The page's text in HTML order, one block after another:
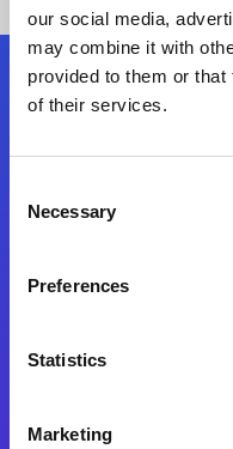
our social media,
may combine it with
provided to them or
of their services.
Selection
Necessary
Preferences
Statistics
Marketing
Siga-nos